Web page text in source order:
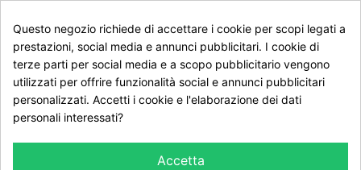
Traccia stato del recesso
NEWSLETTER
Questo negozio richiede di accettare i cookie per scopi legati a
prestazioni, social media e annunci pubblicitari. I cookie di
terze parti per social media e a scopo pubblicitario vengono
utilizzati per offrire funzionalità social e annunci pubblicitari
personalizzati. Accetti i cookie e l'elaborazione dei dati
personali interessati?
Accetta